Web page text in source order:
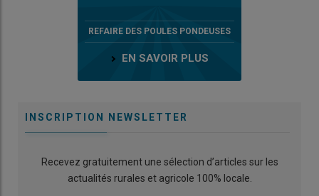
REFAIRE DES POULES PONDEUSES
EN SAVOIR PLUS
INSCRIPTION NEWSLETTER
Recevez gratuitement une sélection d’articles sur les
actualités rurales et agricole 100% locale.